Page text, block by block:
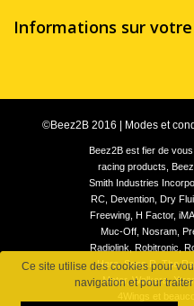
Ce site utilise des cookies pour
navigation et pour
Informations sur
©Beez2B 2016 Modes et
Beez2B est fier de
racing products,
Smith Industries
RC, Devention, Dry
Freewing, H Factor,
Muc-Off, Nosram,
Radiolink, Robitronic,
Hero, Spec.R, The
Motor, Walkera,
4Wings et